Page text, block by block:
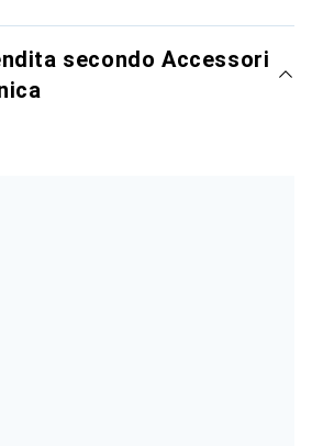
secondo Accessori